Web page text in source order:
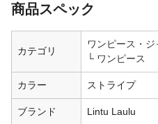
商品スペック
カテゴリ
ワンピース・
ワンピース
カラー ストライプ
ブランド Lintu Laulu